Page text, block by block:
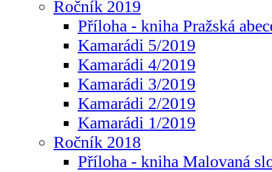
Ročník 2019
Příloha - kniha Pražská
Kamarádi 5/2019
Kamarádi 4/2019
Kamarádi 3/2019
Kamarádi 2/2019
Kamarádi 1/2019
Ročník 2018
Příloha - kniha Malovaná